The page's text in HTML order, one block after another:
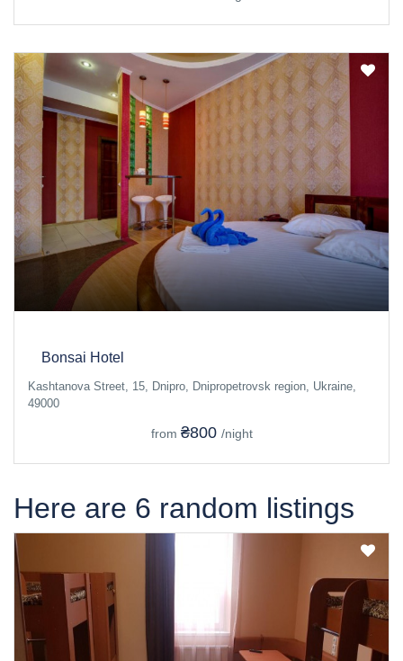
Bonsai Hotel
Kashtanova Street, 15, Dnipro, Dnipropetrovsk region, Ukraine,
49000
from ₴800 /night
Here are 6 random listings